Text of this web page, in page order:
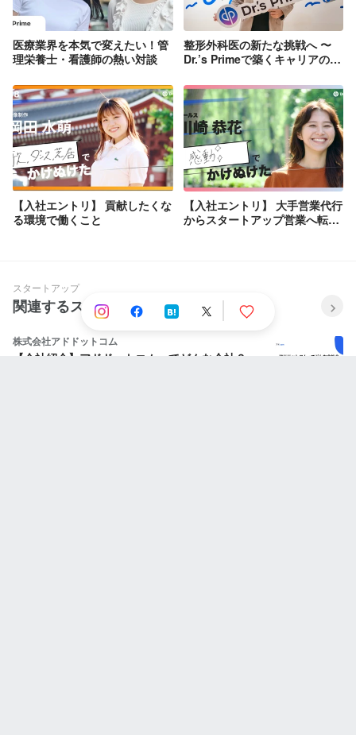
医療業界を本気で変えたい！管
理栄養士・看護師の熱い対談
整形外科医の新たな挑戦へ 〜
Dr.’s Primeで築くキャリアの第
【入社エントリ】 貢献したくな
る環境で働くこと
【入社エントリ】 大手営業代行
からスタートアップ営業へ転
スタートアップ
関連するストーリー
株式会社アドドットコム
【会社紹介】アドドットコムってどんな会社？